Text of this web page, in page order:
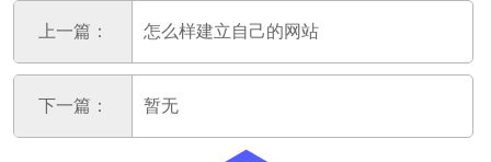
上一篇： 怎么样建立自己的网站
下一篇： 暂无